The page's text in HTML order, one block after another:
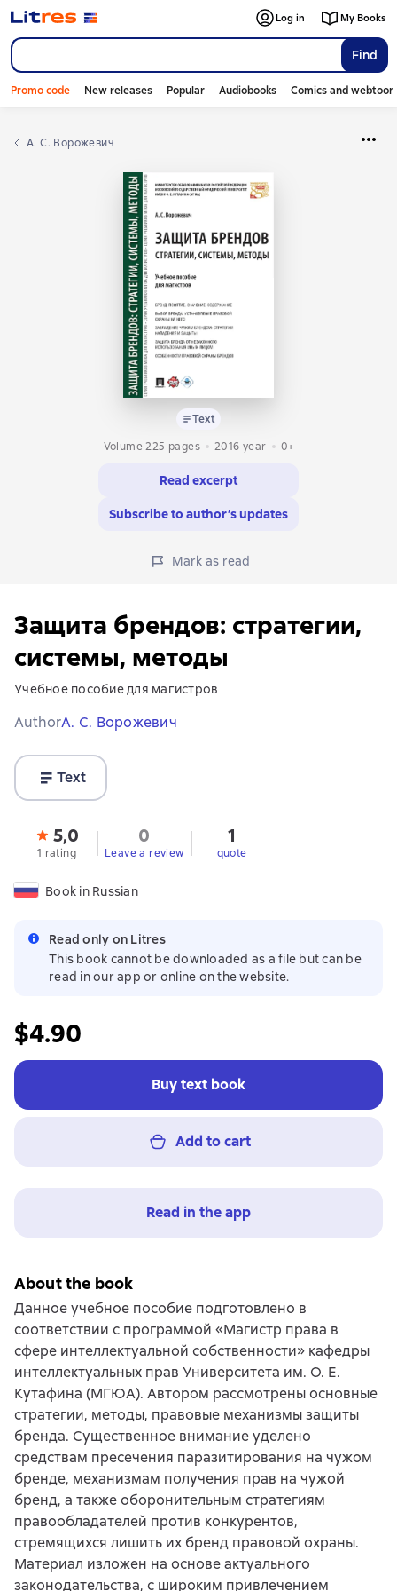
Find
Log in My Books
Promo code New releases Popular Audiobooks Comics and
А. С. Ворожевич
Text
Volume 225 pages
2016 year 0+
Read excerpt
Subscribe to author’s updates
Mark as read
Защита брендов: стратегии,
системы, методы
Учебное пособие для магистров
AuthorА. С. Ворожевич
Text
5,0
1 rating
0
Leave a review
1
quote
Book in Russian
Read only on Litres
This book cannot be downloaded as a file but can be
read in our app or online on the website.
$4.90
Buy text book
Add to cart
Read in the app
About the book
Данное учебное пособие подготовлено в
соответствии с программой «Магистр права в
сфере интеллектуальной собственности» кафедры
интеллектуальных прав Университета им. О. Е.
Кутафина (МГЮА). Автором рассмотрены основные
стратегии, методы, правовые механизмы защиты
бренда. Существенное внимание уделено
средствам пресечения паразитирования на чужом
бренде, механизмам получения прав на чужой
бренд, а также оборонительным стратегиям
правообладателей против конкурентов,
стремящихся лишить их бренд правовой охраны.
Материал изложен на основе актуального
законодательства, с широким привлечением